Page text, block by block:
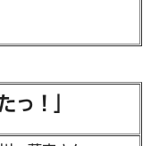
っ！」